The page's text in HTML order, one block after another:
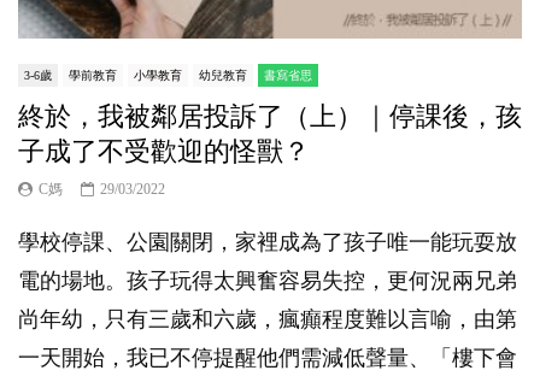
3-6歲 學前教育 小學教育 幼兒教育 書寫省思
終於，我被鄰居投訴了（上）｜停課後，孩
子成了不受歡迎的怪獸？
C媽 29/03/2022
學校停課、公園關閉，家裡成為了孩子唯一能玩耍放
電的場地。孩子玩得太興奮容易失控，更何況兩兄弟
尚年幼，只有三歲和六歲，瘋癲程度難以言喻，由第
一天開始，我已不停提醒他們需減低聲量、「樓下會